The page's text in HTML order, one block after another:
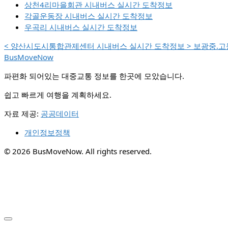
상천4리마을회관 시내버스 실시간 도착정보
각골운동장 시내버스 실시간 도착정보
우곡리 시내버스 실시간 도착정보
< 양산시도시통합관제센터 시내버스 실시간 도착정보 > 보광중.
BusMoveNow
파편화 되어있는 대중교통 정보를 한곳에 모았습니다.
쉽고 빠르게 여행을 계획하세요.
자료 제공: 공공데이터
개인정보정책
© 2026 BusMoveNow. All rights reserved.
✕